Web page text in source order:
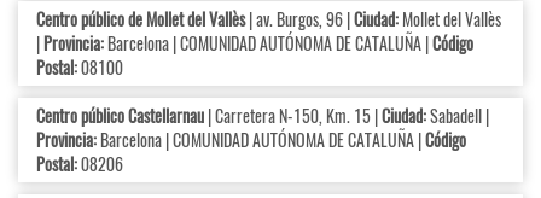
Centro público de Mollet del Vallès| av. Burgos, 96 |Ciudad:Mollet del Vallès
|Provincia:Barcelona | COMUNIDAD AUTÓNOMA DE CATALUÑA |Código
Postal:08100
Centro público Castellarnau| Carretera N-150, Km. 15 |Ciudad:Sabadell |
Provincia:Barcelona | COMUNIDAD AUTÓNOMA DE CATALUÑA |Código
Postal:08206